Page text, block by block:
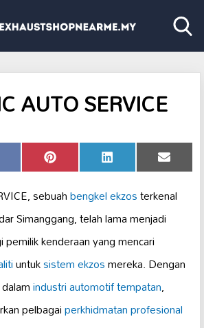
AUTO SERVICE
Share
on
Pinterest Share
on
LinkedIn Share
on
Email
sebuahbengkel ekzosterkenal
Simanggang, telah lama menjadi
kenderaan yang mencari
untuksistem ekzosmereka. Dengan
industri automotif tempatan,
pelbagaiperkhidmatan profesional